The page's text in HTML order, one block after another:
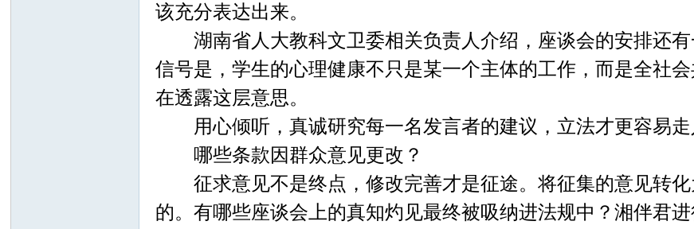
该充分表达出来。
湖南省人大教科文卫委相关负责人介绍，座谈会的安排还
信号是，学生的心理健康不只是某一个主体的工作，而是全社
在透露这层意思。
用心倾听，真诚研究每一名发言者的建议，立法才更容易走
哪些条款因群众意见更改？
征求意见不是终点，修改完善才是征途。将征集的意见转化
的。有哪些座谈会上的真知灼见最终被吸纳进法规中？湘伴君进